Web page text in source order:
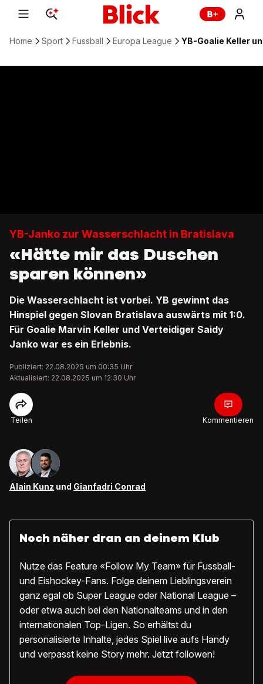
Home Sport Fussball Europa League YB-Goalie Keller
YB-Janko zur Wasserschlacht in Bratislava
«Hätte mir das Duschen
sparen können»
Die Wasserschlacht ist vorbei. YB gewinnt das
Hinspiel gegen Slovan Bratislava auswärts mit 1:0.
Für Goalie Marvin Keller und Verteidiger Saidy
Janko war es ein Erlebnis.
Publiziert: 22.08.2025 um 00:35 Uhr
Aktualisiert: 22.08.2025 um 12:30 Uhr
Teilen Kommentieren
Alain Kunz und Gianfadri Conrad
Noch näher dran an deinem Klub
Nutze das Feature «Follow My Team» für Fussball-
und Eishockey-Fans. Folge deinem Lieblingsverein
ganz egal ob Super League oder National League –
oder etwa auch bei den Nationalteams und in den
internationalen Top-Ligen. So erhältst du
personalisierte Inhalte, jedes Spiel live aufs Handy
und verpasst keine Story mehr. Jetzt followen!